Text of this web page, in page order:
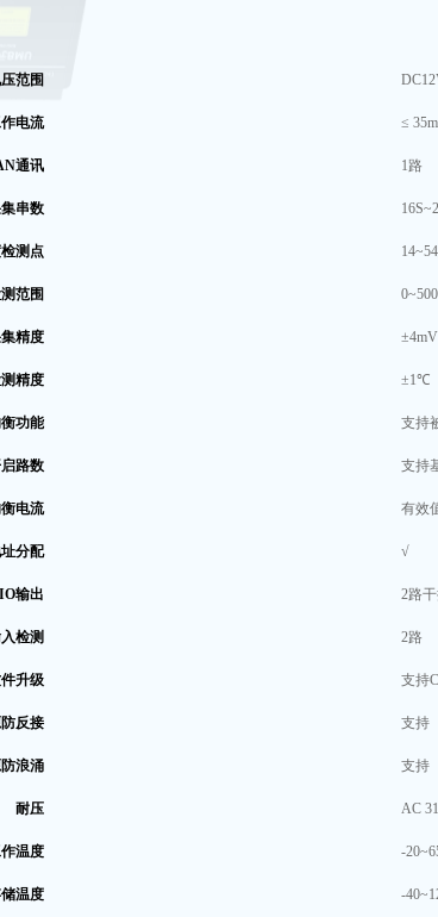
范围
电流 ≤
通讯 1路
串数
测点
范围
精度 ±4mV
精度 ±1℃
功能 支持
路数 支持
电流 有效
分配 √
输出 2路
检测 2路
升级 支持
反接 支持
浪涌 支持
耐压 AC
温度 -
温度 -